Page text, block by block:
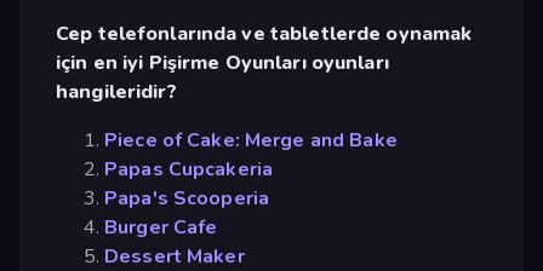
Cep telefonlarında ve tabletlerde oynamak
için en iyi Pişirme Oyunları oyunları
hangileridir?
Piece of Cake: Merge and Bake
Papas Cupcakeria
Papa's Scooperia
Burger Cafe
Dessert Maker